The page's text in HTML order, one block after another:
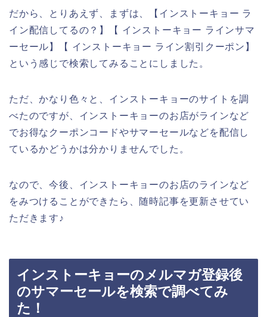
だから、とりあえず、まずは、【インストーキョー ラ
イン配信してるの？】【 インストーキョー ラインサマ
ーセール】【 インストーキョー ライン割引クーポン】
という感じで検索してみることにしました。
ただ、かなり色々と、インストーキョーのサイトを調
べたのですが、インストーキョーのお店がラインなど
でお得なクーポンコードやサマーセールなどを配信し
ているかどうかは分かりませんでした。
なので、今後、インストーキョーのお店のラインなど
をみつけることができたら、随時記事を更新させてい
ただきます♪
インストーキョーのメルマガ登録後
のサマーセールを検索で調べてみ
た！